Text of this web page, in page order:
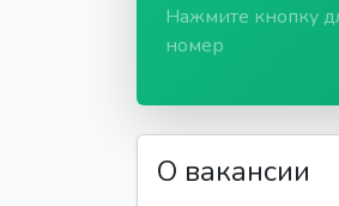
Нажмите кнопку
номер
О вакансии